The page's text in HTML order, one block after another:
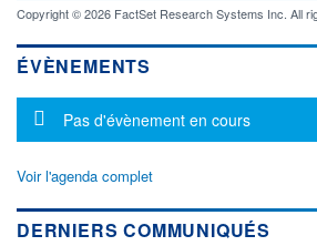
Copyright © 2026 FactSet Research Systems Inc. All
ÉVÈNEMENTS
Message d'information
Pas d'évènement en cours
Voir l'agenda complet
DERNIERS COMMUNIQUÉS